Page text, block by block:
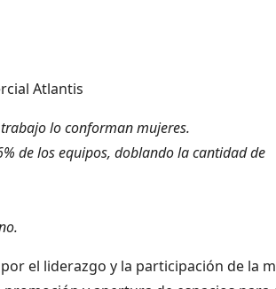
Atlantis
lo conforman mujeres.
de los equipos, doblando la cantidad de
el liderazgo y la participación de la